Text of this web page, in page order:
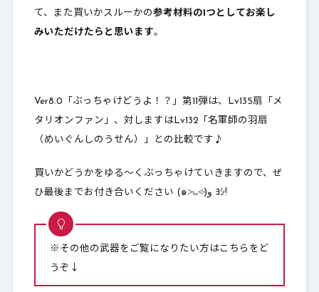
て、また買いかスルーかの参考材料の1つとしてお楽し
みいただけたらと思います。
Ver8.0「ぶっちゃけどうよ！？」第11弾は、Lv135扇「メ
タリオンファン」、対しますはLv132「名軍師の羽扇
（めいぐんしのうせん）」との比較です♪
買いかどうかをゆる～くぶっちゃけていきますので、ぜ
ひ最後までお付き合いください (๑˃̵ᴗ˂̵)و ﾖｼ!
※その他の武器をご覧になりたい方はこちらをど
うぞ↓